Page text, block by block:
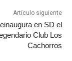
Artículo siguiente
en SD el
Club Los
Cachorros